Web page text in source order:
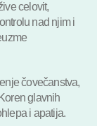
celovit,
nad njim i
čovečanstva,
glavnih
i apatija.